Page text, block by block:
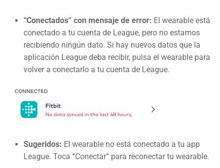
“Conectados” con mensaje de error: El wearable está
conectado a tu cuenta de League, pero no estamos
recibiendo ningún dato. Si hay nuevos datos que la
aplicación League deba recibir, pulsa el wearable para
volver a conectarlo a tu cuenta de League.
Sugeridos: El wearable no está conectado a tu app
League. Toca “Conectar” para reconectar tu wearable.